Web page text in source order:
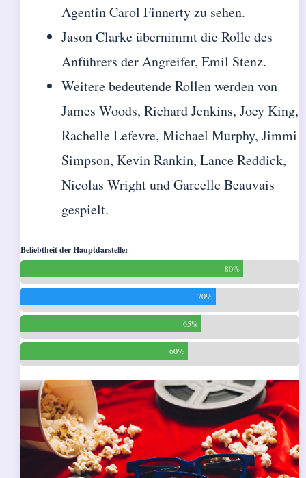
Agentin Carol Finnerty zu sehen.
Jason Clarke übernimmt die Rolle des
Anführers der Angreifer, Emil Stenz.
Weitere bedeutende Rollen werden von
James Woods, Richard Jenkins, Joey King,
Rachelle Lefevre, Michael Murphy, Jimmi
Simpson, Kevin Rankin, Lance Reddick,
Nicolas Wright und Garcelle Beauvais
gespielt.
Beliebtheit der Hauptdarsteller
80%
70%
65%
60%